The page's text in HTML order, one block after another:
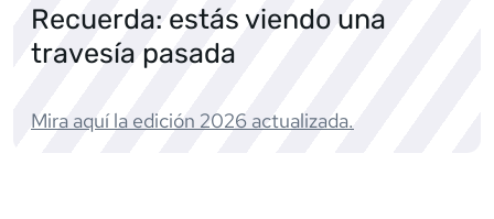
Recuerda: estás viendo una
travesía pasada
Mira aquí la edición 2026 actualizada.